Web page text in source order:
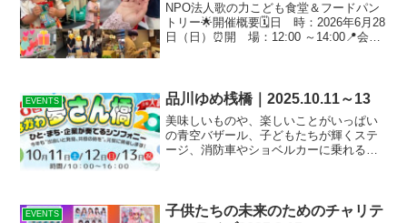
NPO法人歌の力こども食堂＆フードパン
トリー🌟開催概要🗓日 時：2026年6月28
日（日）⏰開 場：12:00 ～14:00📍会
EVENTS 品川ゆめ桟橋｜2025.10.11～13
美味しいものや、楽しいことがいっぱい
の青空バザール、子どもたちが輝くステ
ージ、消防車やショベルカーに乗れる体
りへ、ご家族み...
EVENTS
子供たちの未来のためのチャリテ